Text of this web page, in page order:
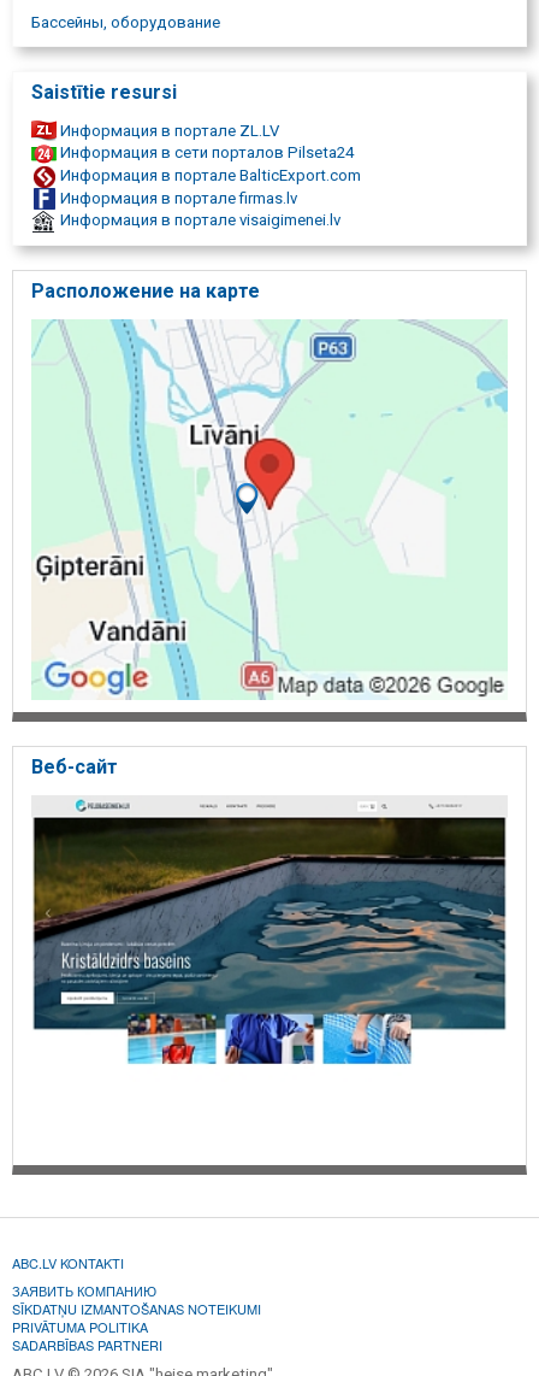
Бассейны, оборудование
Saistītie resursi
Информация в портале ZL.LV
Информация в сети порталов Pilseta24
Информация в портале BalticExport.com
Информация в портале firmas.lv
Информация в портале visaigimenei.lv
Расположение на карте
Веб-сайт
ABC.LV KONTAKTI
ЗАЯВИТЬ КОМПАНИЮ
SĪKDATŅU IZMANTOŠANAS NOTEIKUMI
PRIVĀTUMA POLITIKA
SADARBĪBAS PARTNERI